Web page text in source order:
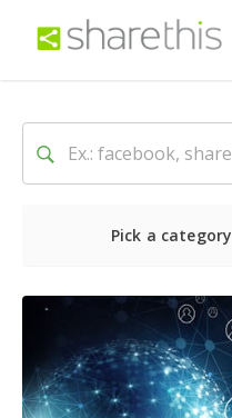
Pick a category
Neueste